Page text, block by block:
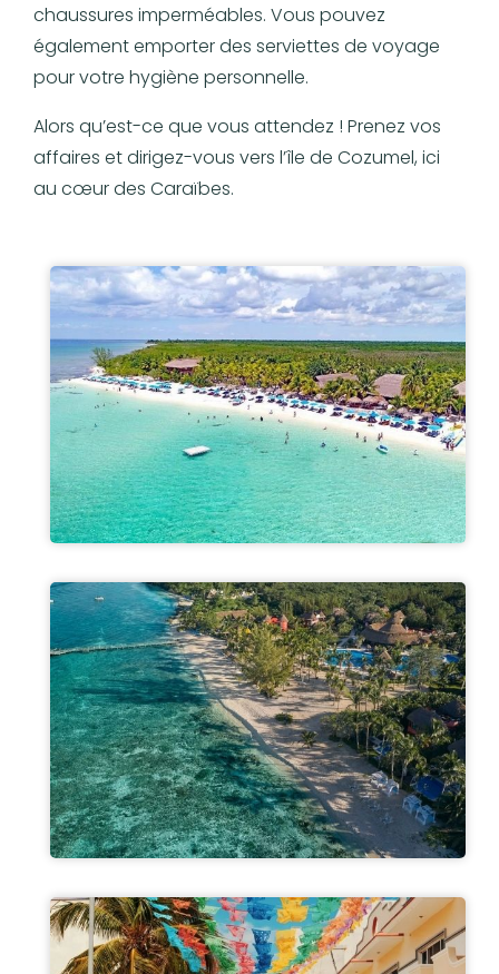
chaussures imperméables. Vous pouvez
également emporter des serviettes de voyage
pour votre hygiène personnelle.
Alors qu’est-ce que vous attendez ! Prenez vos
affaires et dirigez-vous vers l’île de Cozumel, ici
au cœur des Caraïbes.